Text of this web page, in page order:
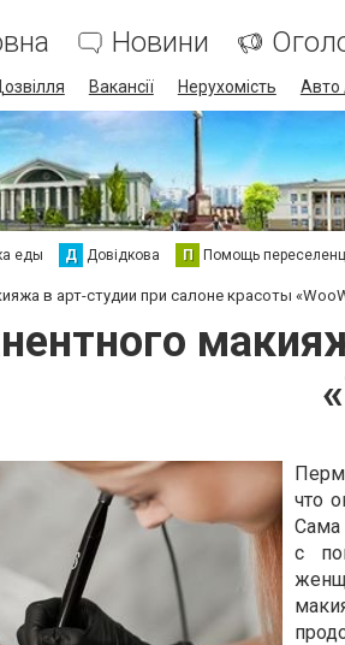
Новини
Вакансії Нерухомість Авто
еды Д Довідкова П Помощь
в арт-студии при салоне красоты
что
Сама
с